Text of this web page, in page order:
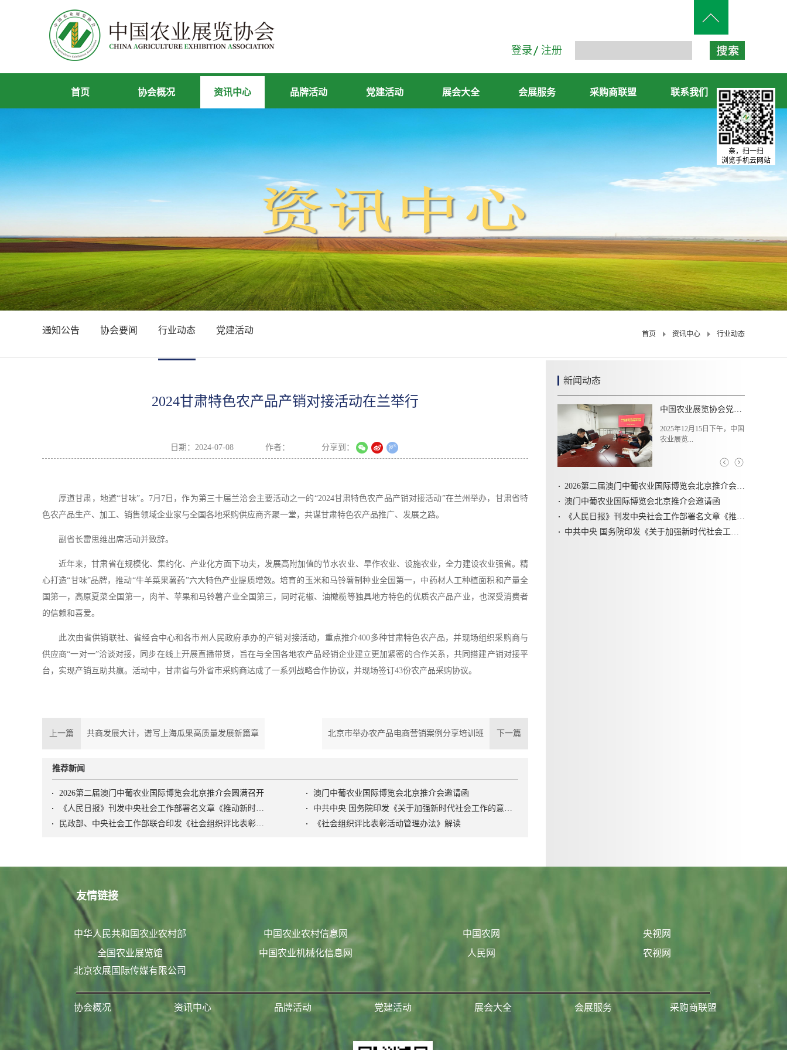
登录 注册
首页 协会概况 资讯中心 品牌活动 党建活动 展会大全 会展服务 采购商联盟 联系我们
通知公告 协会要闻 行业动态 党建活动 首页 资讯中心 行业动态
2024甘肃特色农产品产销对接活动在兰举行
日期： 2024-07-08 作者： 分享到：
厚道甘肃，地道“甘味”。7月7日，作为第三十届兰洽会主要活动之一的“2024甘肃特色农产品产销对接活动”在兰州举办，甘肃省特
色农产品生产、加工、销售领域企业家与全国各地采购供应商齐聚一堂，共谋甘肃特色农产品推广、发展之路。
副省长雷思维出席活动并致辞。
近年来，甘肃省在规模化、集约化、产业化方面下功夫，发展高附加值的节水农业、旱作农业、设施农业，全力建设农业强省。精
心打造“甘味”品牌，推动“牛羊菜果薯药”六大特色产业提质增效。培育的玉米和马铃薯制种业全国第一，中药材人工种植面积和产量全
国第一，高原夏菜全国第一，肉羊、苹果和马铃薯产业全国第三，同时花椒、油橄榄等独具地方特色的优质农产品产业，也深受消费者
的信赖和喜爱。
此次由省供销联社、省经合中心和各市州人民政府承办的产销对接活动，重点推介400多种甘肃特色农产品，并现场组织采购商与
供应商“一对一”洽谈对接，同步在线上开展直播带货，旨在与全国各地农产品经销企业建立更加紧密的合作关系，共同搭建产销对接平
台，实现产销互助共赢。活动中，甘肃省与外省市采购商达成了一系列战略合作协议，并现场签订43份农产品采购协议。
上一篇 共商发展大计，谱写上海瓜果高质量发展新篇章 下一篇
北京市举办农产品电商营销案例分享培训班
推荐新闻
2026第二届澳门中葡农业国际博览会北京推介会圆满召开
澳门中葡农业国际博览会北京推介会邀请函
《人民日报》刊发中央社会工作部署名文章《推动新时代社会工作高质量发展 坚定不移走中国特色社会主义社会治理之路》
中共中央 国务院印发《关于加强新时代社会工作的意见》
民政部、中央社会工作部联合印发《社会组织评比表彰活动管理办法》
《社会组织评比表彰活动管理办法》解读
新闻动态
中国农业展览协会党支部组织学习党的二十届四中全会精神
2025年12月15日下午，中国
农业展览...
2026第二届澳门中葡农业国际博览会北京推介会圆满召开
澳门中葡农业国际博览会北京推介会邀请函
《人民日报》刊发中央社会工作部署名文章《推动新时代社会工作高质量发展 坚定不移走中国特色社会主义社会治理之路》
中共中央 国务院印发《关于加强新时代社会工作的意见》
友情链接
中华人民共和国农业农村部
全国农业展览馆
北京农展国际传媒有限公司
中国农业农村信息网
中国农业机械化信息网
中国农网
人民网
央视网
农视网
协会概况 资讯中心 品牌活动 党建活动 展会大全 会展服务 采购商联盟
亲，扫一扫
浏览手机云网站